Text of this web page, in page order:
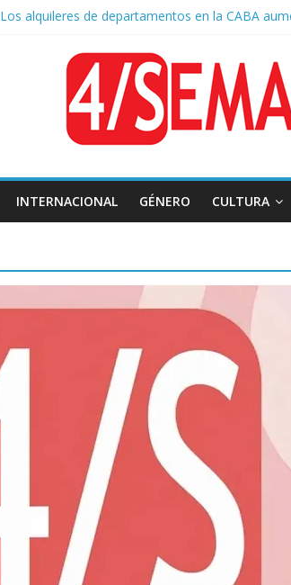
Los alquileres de departamentos en la CABA
Ley de Tierras: el rechazo ganó en las redes
Manuel Belgrano: reparación histórica en el solar
Tormentas severas y fuertes ráfagas de viento:
INTERNACIONAL GÉNERO CULTURA